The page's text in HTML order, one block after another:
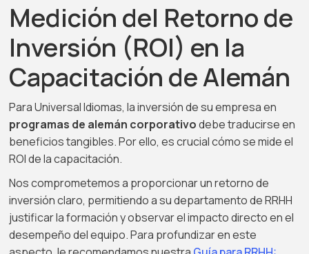
Medición del Retorno de
Inversión (ROI) en la
Capacitación de Alemán
Para Universal Idiomas, la inversión de su empresa en
programas de alemán corporativodebe traducirse en
beneficios tangibles. Por ello, es crucial cómo se mide el
ROI de la capacitación.
Nos comprometemos a proporcionar un retorno de
inversión claro, permitiendo a su departamento de RRHH
justificar la formación y observar el impacto directo en el
desempeño del equipo. Para profundizar en este